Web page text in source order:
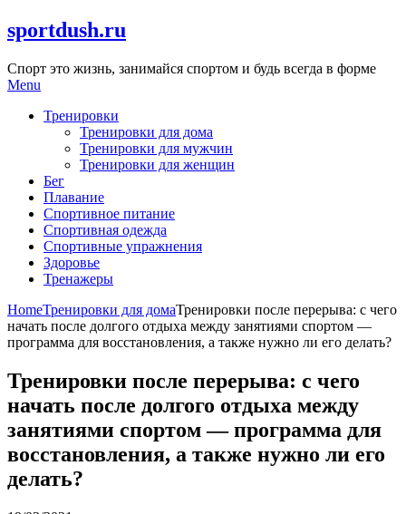
Skip
to
sportdush.ru
Спорт это жизнь, занимайся спортом и будь всегда в форме
Menu
Тренировки
Тренировки для дома
Тренировки для мужчин
Тренировки для женщин
Бег
Плавание
Спортивное питание
Спортивная одежда
Спортивные упражнения
Здоровье
Тренажеры
HomeТренировки для домаТренировки после перерыва: с чего
начать после долгого отдыха между занятиями спортом —
программа для восстановления, а также нужно ли его делать?
Тренировки после перерыва: с чего
начать после долгого отдыха между
занятиями спортом — программа для
восстановления, а также нужно ли его
делать?